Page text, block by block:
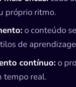
próprio ritmo.
o conteúdo
de
contínuo:o
tempo real.